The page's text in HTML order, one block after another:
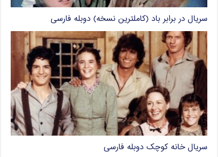
سریال در برابر باد (کاملترین نسخه) دوبله فارسی
سریال خانه کوچک دوبله فارسی